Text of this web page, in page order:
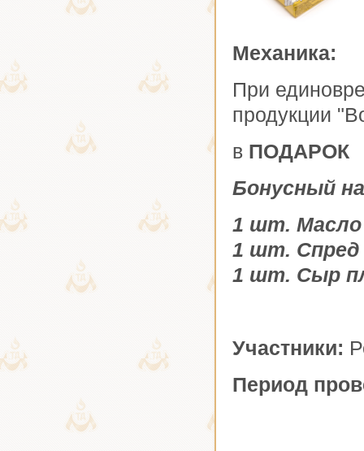
Механика:
При
продукции
в ПОДАРОК
Бонусный
1 шт. Масло
1 шт. Спред
1 шт. Сыр
Участники:
Период